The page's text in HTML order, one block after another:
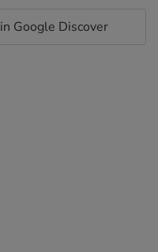
in Google Discover